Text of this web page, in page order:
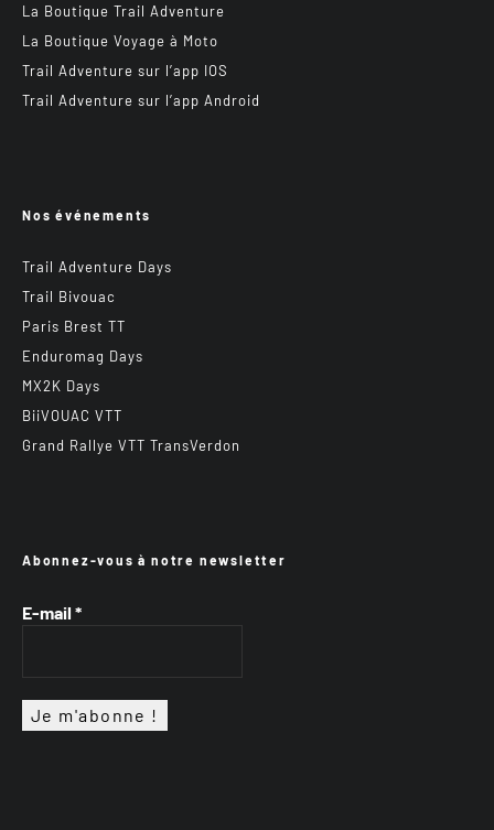
La Boutique Trail Adventure
La Boutique Voyage à Moto
Trail Adventure sur l’app IOS
Trail Adventure sur l’app Android
Nos événements
Trail Adventure Days
Trail Bivouac
Paris Brest TT
Enduromag Days
MX2K Days
BiiVOUAC VTT
Grand Rallye VTT TransVerdon
Abonnez-vous à notre newsletter
E-mail *